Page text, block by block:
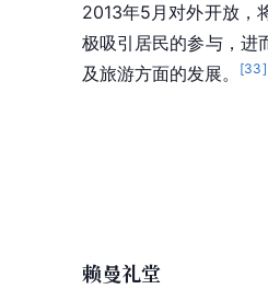
2013年5月对外开放，
极吸引居民的参与，进
及旅游方面的发展。
[33]
赖曼礼堂